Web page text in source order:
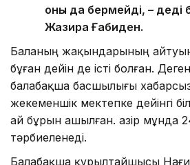
оны да бермейді, – деді
Жазира Ғабиден.
Баланың жақындарының
бұған дейін де істі болған.
балабақша басшылығы
жекеменшік мектепке дейінгі
ай бұрын ашылған. Қазір мұнда
тәрбиеленеді.
Балабақша құрылтайшысы